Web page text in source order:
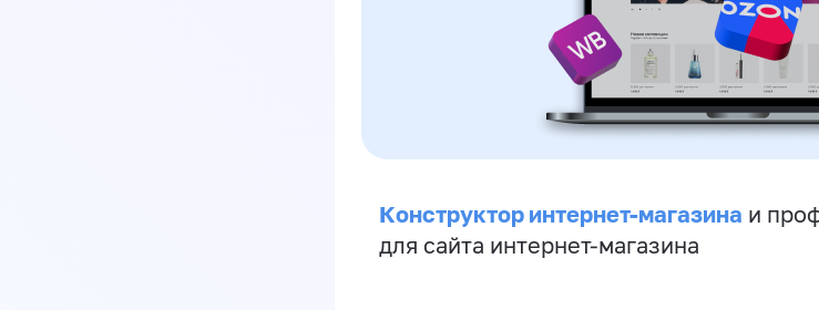
Конструктор интернет-магазина и
для сайта интернет-магазина